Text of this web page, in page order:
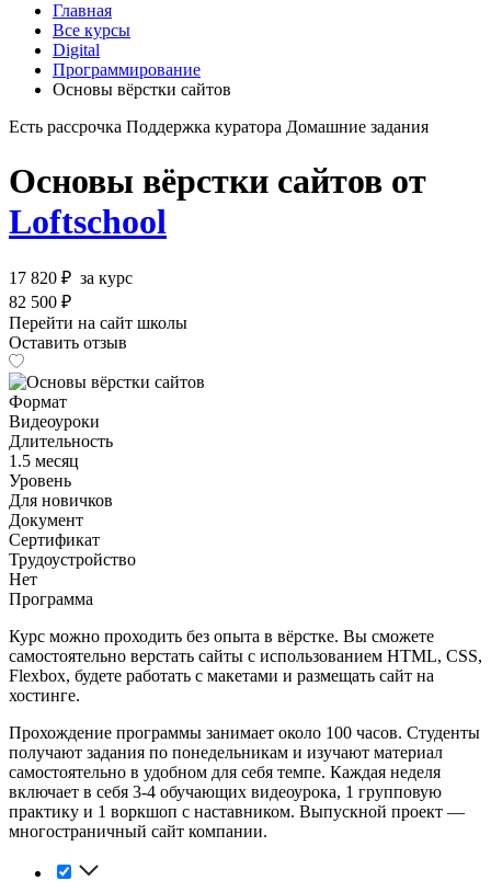
Главная
Все курсы
Digital
Программирование
Основы вёрстки сайтов
Есть рассрочка Поддержка куратора Домашние задания
Основы вёрстки сайтов от
Loftschool
17 820 ₽ за курс
82 500 ₽
Перейти на сайт школы
Оставить отзыв
Формат
Видеоуроки
Длительность
1.5 месяц
Уровень
Для новичков
Документ
Сертификат
Трудоустройство
Нет
Программа
Курс можно проходить без опыта в вёрстке. Вы сможете
самостоятельно верстать сайты с использованием HTML, CSS,
Flexbox, будете работать с макетами и размещать сайт на
хостинге.
Прохождение программы занимает около 100 часов. Студенты
получают задания по понедельникам и изучают материал
самостоятельно в удобном для себя темпе. Каждая неделя
включает в себя 3-4 обучающих видеоурока, 1 групповую
практику и 1 воркшоп с наставником. Выпускной проект —
многостраничный сайт компании.